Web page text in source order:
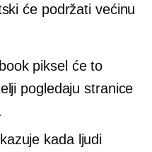
će podržati većinu
piksel će to
pogledaju stranice
kada ljudi